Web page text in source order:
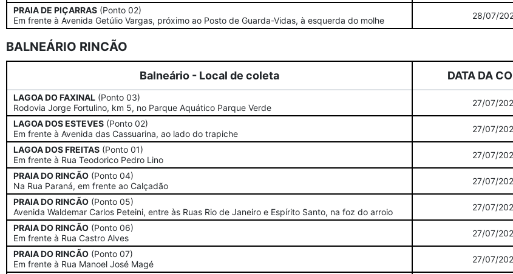
PRAIA DE PIÇARRAS (Ponto 02)
Em frente à Avenida Getúlio Vargas, próximo ao Posto de Guarda-Vidas, à esquerda do molhe
28/07/
BALNEÁRIO RINCÃO
Balneário - Local de coleta DATA DA
LAGOA DO FAXINAL (Ponto 03)
Rodovia Jorge Fortulino, km 5, no Parque Aquático Parque Verde
27/07/
LAGOA DOS ESTEVES (Ponto 02)
Em frente à Avenida das Cassuarina, ao lado do trapiche
27/07/
LAGOA DOS FREITAS (Ponto 01)
Em frente à Rua Teodorico Pedro Lino
27/07/
PRAIA DO RINCÃO (Ponto 04)
Na Rua Paraná, em frente ao Calçadão
27/07/
PRAIA DO RINCÃO (Ponto 05)
Avenida Waldemar Carlos Peteini, entre às Ruas Rio de Janeiro e Espírito Santo, na foz do arroio
27/07/
PRAIA DO RINCÃO (Ponto 06)
Em frente à Rua Castro Alves
27/07/
PRAIA DO RINCÃO (Ponto 07)
Em frente à Rua Manoel José Magé
27/07/